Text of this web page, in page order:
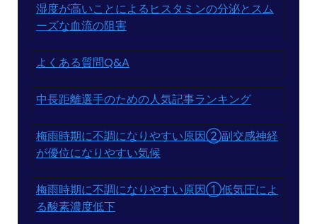
湿度が高いことによるヒスタミンの分泌とスム
ーズな血流の阻害
よくある質問Q&A
中長距離選手のための人気記事ランキング
梅雨時期に不調になりやすい原因②副交感神経
が優位になりやすい気候
梅雨時期に不調になりやすい原因①低気圧によ
る酸素濃度低下